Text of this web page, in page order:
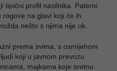
tipični profil nasilnika. Paterni
rogove na glavi koji će ih
nešto s njima nije ok.
prema svima, s osmijehom
koji u javnom prevozu
majkama koje sretnu